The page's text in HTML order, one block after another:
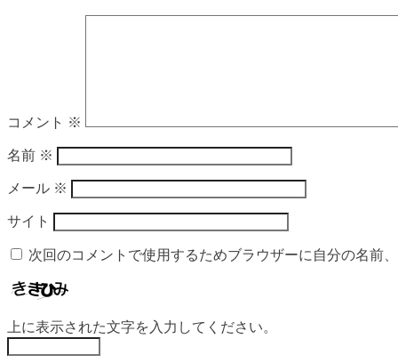
コメント ※
名前 ※
メール ※
サイト
次回のコメントで使用するためブラウザーに自分の名前
上に表示された文字を入力してください。